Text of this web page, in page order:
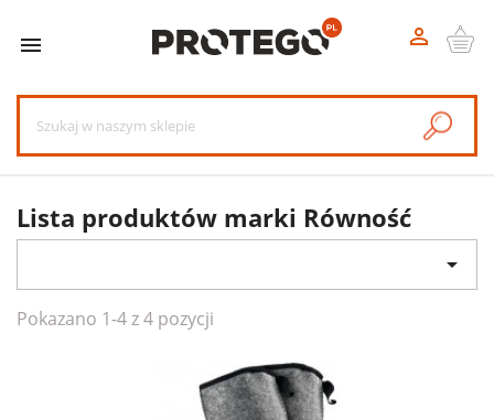
 
Lista produktów marki Równość

Pokazano 1-4 z 4 pozycji